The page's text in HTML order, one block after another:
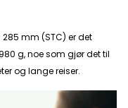
mm (STC) er det
g, noe som gjør det til
og lange reiser.